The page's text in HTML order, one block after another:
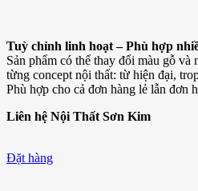
Tuỳ chỉnh linh hoạt – Phù hợp
Sản phẩm có thể thay đổi màu gỗ và
từng concept nội thất: từ hiện đại,
Phù hợp cho cả đơn hàng lẻ lẫn đơn
Liên hệ Nội Thất Sơn Kim
Đặt hàng